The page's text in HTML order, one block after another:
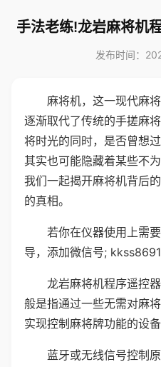
手法老练!龙岩麻将机
发布时间：
麻将机，这一现代麻
逐渐取代了传统的手搓麻
将时光的同时，是否曾想
其实也可能隐藏着某些不
我们一起揭开麻将机背后
的真相。
若你在仪器使用上需
导，添加微信号; kkss8691
龙岩麻将机程序遥控
般是指通过一些无需对麻
实现控制麻将牌功能的设备
蓝牙或无线信号控制